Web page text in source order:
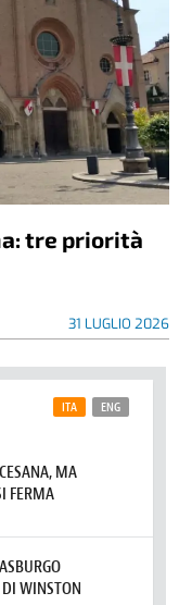
tre priorità
31 LUGLIO 2026